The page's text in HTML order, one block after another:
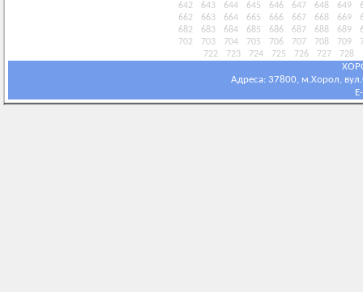
642
643 644 645 646 647 648 649
662
663 664 665 666 667 668 669
682
683 684 685 686 687 688 689
702
703 704 705 706 707 708 709
722
723 724 725 726 727 728
Адреса: 37800, м.Хорол,